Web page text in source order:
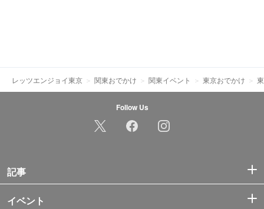
レッツエンジョイ東京 関東おでかけ 関東イベント 東京おでかけ
Follow Us
記事
イベント